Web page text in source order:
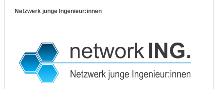
Netzwerk junge Ingenieur:innen